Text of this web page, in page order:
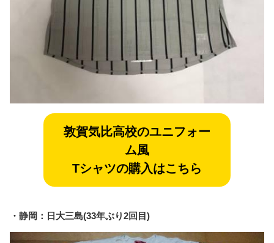
敦賀気比高校のユニフォー
ム風
Tシャツの購入はこちら
・静岡：日大三島(33年ぶり2回目)